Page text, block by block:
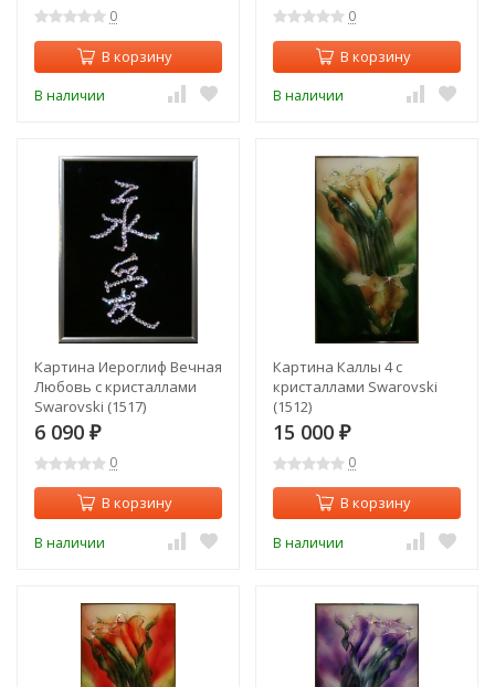
0
В корзину
В наличии
0
В корзину
В наличии
Картина Иероглиф Вечная
Любовь с кристаллами
Swarovski (1517)
6 090 ₽
0
В корзину
В наличии
Картина Каллы 4 с
кристаллами Swarovski
(1512)
15 000 ₽
0
В корзину
В наличии